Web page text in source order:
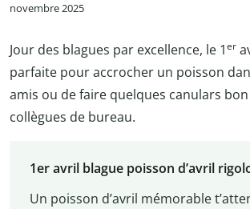
novembre 2025
Jour des blagues par excellence, le 1er
parfaite pour accrocher un poisson
amis ou de faire quelques canulars
collègues de bureau.
1eravril blague poisson d’avril
Un poisson d’avril mémorable